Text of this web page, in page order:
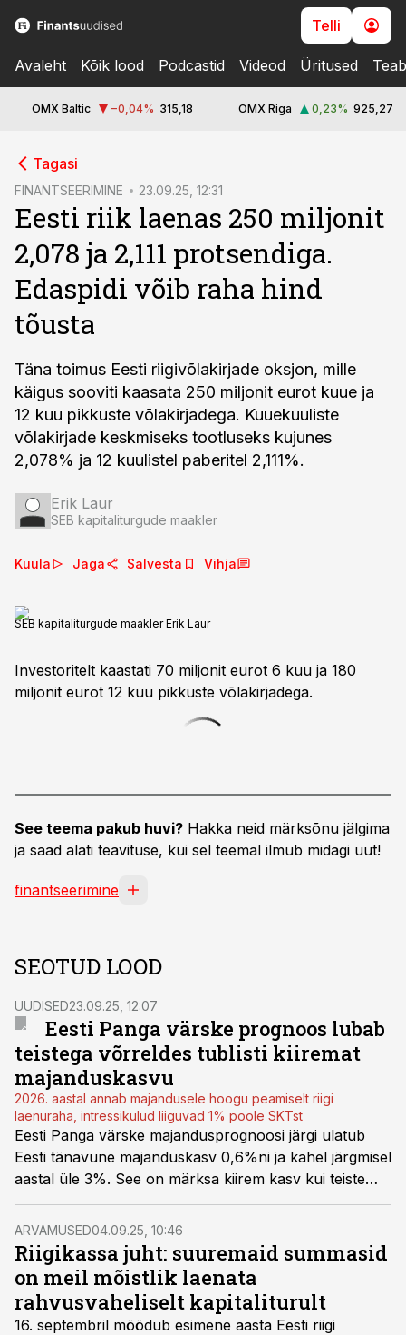
Telli
Avaleht Kõik lood Podcastid Videod Üritused
OMX Baltic −0,04% 315,18 OMX Riga 0,23% 925,27
Tagasi
FINANTSEERIMINE 23.09.25, 12:31
Eesti riik laenas 250 miljonit
2,078 ja 2,111 protsendiga.
Edaspidi võib raha hind
tõusta
Täna toimus Eesti riigivõlakirjade oksjon, mille
käigus sooviti kaasata 250 miljonit eurot kuue ja
12 kuu pikkuste võlakirjadega. Kuuekuuliste
võlakirjade keskmiseks tootluseks kujunes
2,078% ja 12 kuulistel paberitel 2,111%.
Erik Laur
SEB kapitaliturgude maakler
Kuula Jaga Salvesta Vihja
SEB kapitaliturgude maakler Erik Laur
Investoritelt kaastati 70 miljonit eurot 6 kuu ja 180
miljonit eurot 12 kuu pikkuste võlakirjadega.
See teema pakub huvi? Hakka neid märksõnu jälgima
ja saad alati teavituse, kui sel teemal ilmub midagi uut!
finantseerimine
SEOTUD LOOD
UUDISED23.09.25, 12:07
Eesti Panga värske prognoos lubab
teistega võrreldes tublisti kiiremat
majanduskasvu
2026. aastal annab majandusele hoogu peamiselt riigi
laenuraha, intressikulud liiguvad 1% poole SKTst
Eesti Panga värske majandusprognoosi järgi ulatub
Eesti tänavune majanduskasv 0,6%ni ja kahel järgmisel
aastal üle 3%. See on märksa kiirem kasv kui teiste
institutsioonide viimastes prognoosides.
ARVAMUSED04.09.25, 10:46
Riigikassa juht: suuremaid summasid
on meil mõistlik laenata
rahvusvaheliselt kapitaliturult
16. septembril möödub esimene aasta Eesti riigi